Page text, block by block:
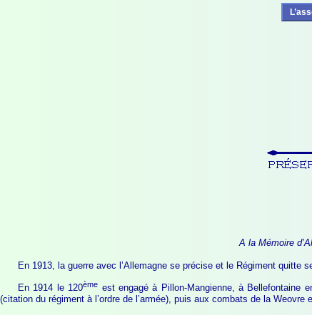
A la Mémoire
En 1913, la guerre avec l’Allemagne se précise et le Régiment quitte
En 1914 le 120ème est engagé à Pillon-Mangienne, à Bellefontaine
(citation du régiment à l’ordre de l’armée), puis aux combats de la Weovre